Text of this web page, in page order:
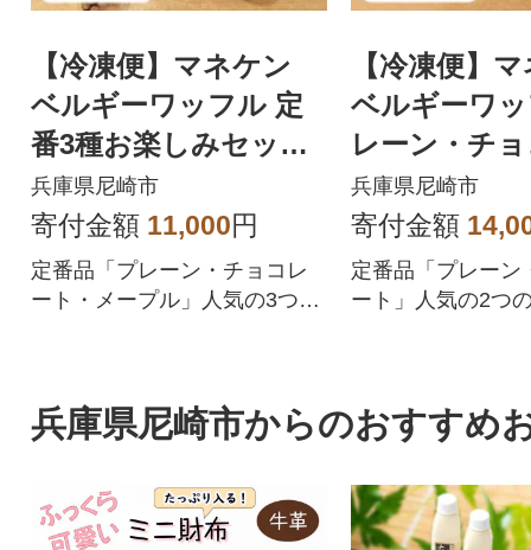
【冷凍便】マネケン
ベルギーワッフル 定
番3種お楽しみセット1
5個入り(TFRB-PChM1
5)
兵庫県尼崎市
寄付金額 11,000円
定番品「プレーン・チョコレ
ート・メープル」人気の3つの
【冷凍便】
ベルギーワ
レーン・チ
セット20個
-PCh20)
兵庫県尼崎市
寄付金額
定番品「プレーン
ート」人気の2つ
兵庫県尼崎市からのおすすめ